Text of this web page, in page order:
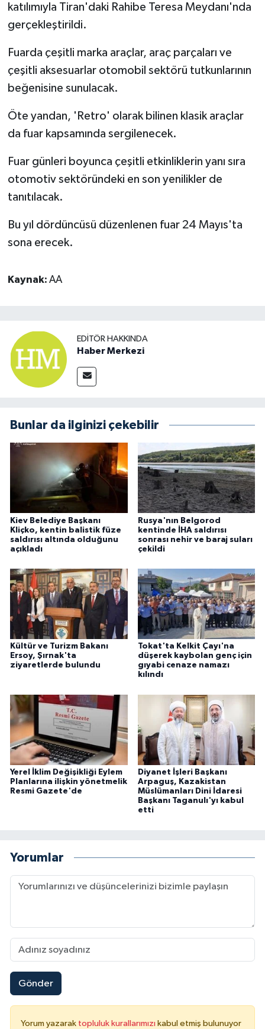
katılımıyla Tiran'daki Rahibe Teresa Meydanı'nda
gerçekleştirildi.
Fuarda çeşitli marka araçlar, araç parçaları ve
çeşitli aksesuarlar otomobil sektörü tutkunlarının
beğenisine sunulacak.
Öte yandan, 'Retro' olarak bilinen klasik araçlar
da fuar kapsamında sergilenecek.
Fuar günleri boyunca çeşitli etkinliklerin yanı sıra
otomotiv sektöründeki en son yenilikler de
tanıtılacak.
Bu yıl dördüncüsü düzenlenen fuar 24 Mayıs'ta
sona erecek.
Kaynak: AA
EDITÖR HAKKINDA
Haber Merkezi
Bunlar da ilginizi çekebilir
Kiev Belediye Başkanı
Kliçko, kentin balistik füze
saldırısı altında olduğunu
açıkladı
Rusya'nın Belgorod
kentinde İHA saldırısı
sonrası nehir ve baraj suları
çekildi
Kültür ve Turizm Bakanı
Ersoy, Şırnak'ta
ziyaretlerde bulundu
Tokat'ta Kelkit Çayı'na
düşerek kaybolan genç için
gıyabi cenaze namazı
kılındı
Yerel İklim Değişikliği Eylem
Planlarına ilişkin yönetmelik
Resmi Gazete'de
Diyanet İşleri Başkanı
Arpaguş, Kazakistan
Müslümanları Dini İdaresi
Başkanı Taganulı'yı kabul
etti
Yorumlar
Gönder
Yorum yazarak topluluk kurallarımızı kabul etmiş bulunuyor